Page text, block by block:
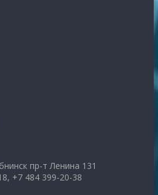
пр-т Ленина 131
+7 484 399-20-38